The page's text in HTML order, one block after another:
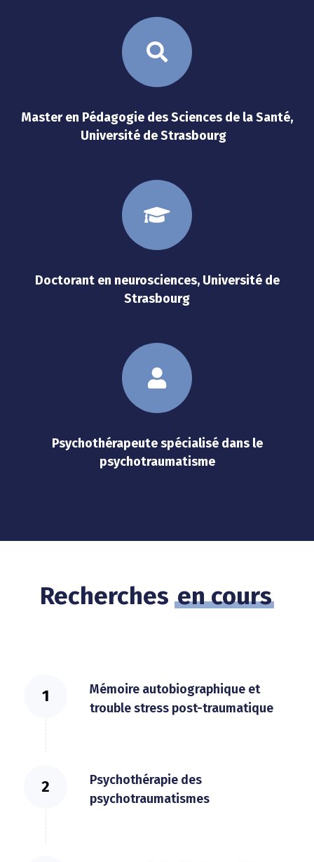
Master en Pédagogie des Sciences de la Santé,
Université de Strasbourg
Doctorant en neurosciences, Université de
Strasbourg
Psychothérapeute spécialisé dans le
psychotraumatisme
Recherches en cours
Mémoire autobiographique et
trouble stress post-traumatique
Psychothérapie des
psychotraumatismes